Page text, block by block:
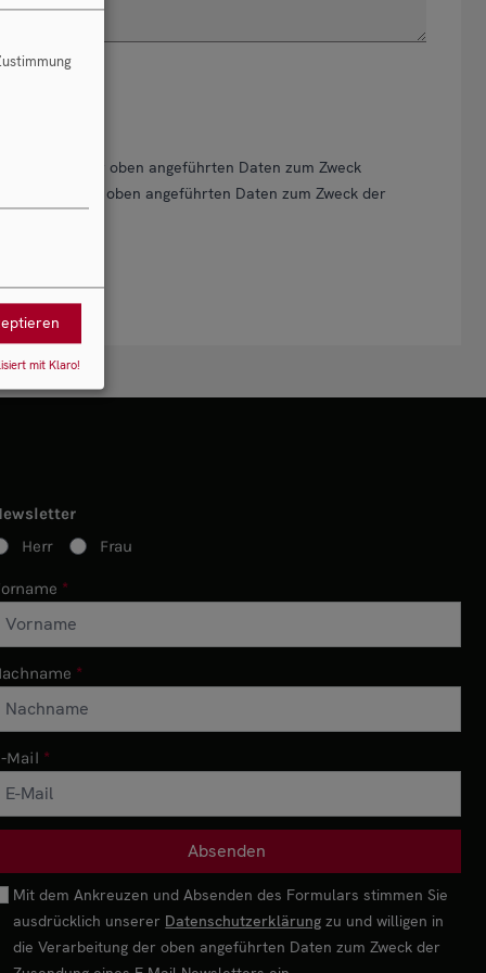
der oben angeführten Daten zum Zweck
der oben angeführten Daten zum Zweck der
Herr
Frau
Mail
Mit dem Ankreuzen und Absenden des Formulars stimmen Sie
ausdrücklich unserer Datenschutzerklärung zu und willigen in
die Verarbeitung der oben angeführten Daten zum Zweck der
mit Klaro!